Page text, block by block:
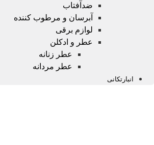
ضدآفتاب
آبرسان و مرطوب کننده
لوازم برقی
عطر و ادکلن
عطر زنانه
عطر مردانه
انبارتکانی